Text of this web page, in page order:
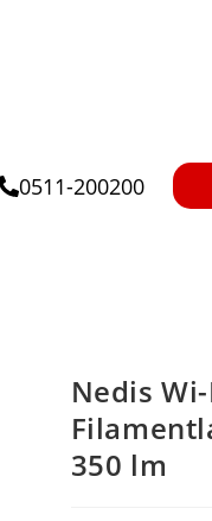
0511-200200
Nedis
350 lm